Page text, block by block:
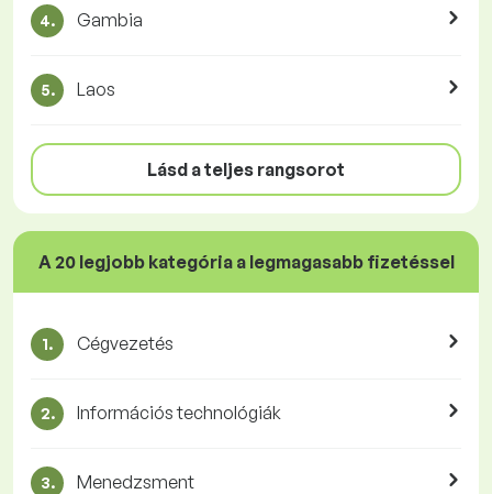
4. Gambia
5. Laos
Lásd a teljes rangsorot
A 20 legjobb kategória a legmagasabb fizetéssel
1. Cégvezetés
2. Információs technológiák
3. Menedzsment